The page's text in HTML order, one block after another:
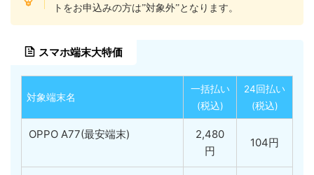
トをお申込みの方は”対象外”となります。
スマホ端末大特価
対象端末名
一括払い
(税込)
24回払い
(税込)
OPPO A77(最安端末)
2,480
円
104円